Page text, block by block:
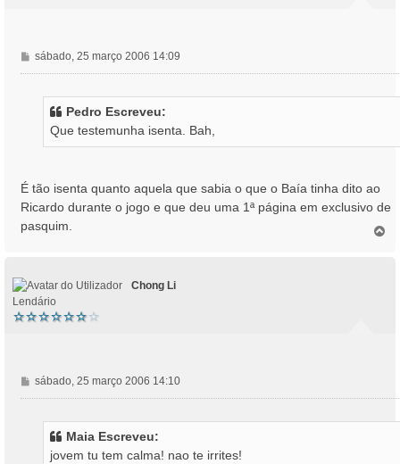
M
e
sábado, 25 março 2006 14:09
Pedro Escreveu:
Que testemunha isenta. Bah,
É tão isenta quanto aquela que sabia o que o Baía tinha dito ao
Ricardo durante o jogo e que deu uma 1ª página em exclusivo de
pasquim.
Chong Li
Lendário
M
e
sábado, 25 março 2006 14:10
Maia Escreveu:
jovem tu tem calma! nao te irrites!